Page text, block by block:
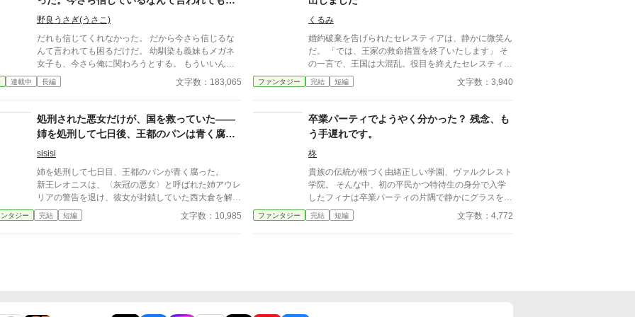
もごもに賑わっていた――
こは誰も住んでいない『呪われた地』と云われる辺境
の魔境。 ……いいじゃん！ 誰もいないなんて好都
合！ 悠々自適に暮らそうと意気込む俺だったが、行
きの馬車に隠れていたのは、なんと先ほど助けた王女
様！？ どうやら王城で酷い扱いを受けていた彼女
は、城を捨てて俺についてきたらしい。 王女様は命
を狙われており、戻れば殺されるらしい。 ならば一
なのでは？ ※マルチ投稿しています。
もう手遅れです
野良うさぎ(うさこ)
だれも信じてくれなかった。 だから今さら信じるな
んて言われても困るだけだ。 幼馴染も義妹もメガネ
女子も、今さら俺に関わろうとする。 もういいん
だ。俺に構うな。 これは誰も信じない男が繰り広げ
る恋愛物語
連載中 長編 文字数：183,065
くるみ
婚約破棄を告げられたセレスティアは、静かに微笑ん
だ。 「では、王家の救命措置を終了いたします」 そ
の一言で、王国は大混乱。役目を終えたセレスティア
は、晴れやかに旅立つ。
ファンタジー 完結 短編 文字数：3,940
処刑された悪女だけが、国を救っていた――
姉を処刑して七日後、王都のパンは青く腐っ
た
sisisi
姉を処刑して七日目、王都のパンが青く腐った。
新王レオニスは、〈灰冠の悪女〉と呼ばれた姉アウレ
リアの警告を退け、彼女が封鎖していた西大倉を解放
した。民へ白いパンを返し、姉の圧政を終わらせる。
それが正しい王の最初の仕事だと信じていた。 し
の悪政とされたすべては、王国を青灰病から守るため
タジー 完結 短編 文字数：10,985
卒業パーティでようやく分かった？ 残念、も
う手遅れです。
柊
貴族の伝統が根づく由緒正しい学園、ヴァルクレスト
学院。 そんな中、初の平民かつ特待生の身分で入学
したフィナは卒業パーティの片隅で静かにグラスを傾
けていた。 すると隣国クロニア帝国の王太子ノアデ
ィス・アウレストが会場へとやってきて……。
ファンタジー 完結 短編 文字数：4,772